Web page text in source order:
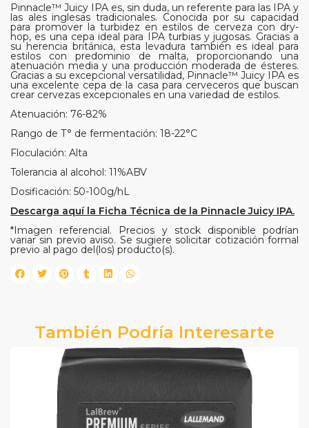
Pinnacle™ Juicy IPA es, sin duda, un referente para las IPA y
las ales inglesas tradicionales. Conocida por su capacidad
para promover la turbidez en estilos de cerveza con dry-
hop, es una cepa ideal para IPA turbias y jugosas. Gracias a
su herencia británica, esta levadura también es ideal para
estilos con predominio de malta, proporcionando una
atenuación media y una producción moderada de ésteres.
Gracias a su excepcional versatilidad, Pinnacle™ Juicy IPA es
una excelente cepa de la casa para cerveceros que buscan
crear cervezas excepcionales en una variedad de estilos.
Atenuación: 76-82%
Rango de T° de fermentación: 18-22°C
Floculación: Alta
Tolerancia al alcohol: 11%ABV
Dosificación: 50-100g/hL
Descarga aquí la Ficha Técnica de la Pinnacle Juicy IPA.
*Imagen referencial. Precios y stock disponible podrían
variar sin previo aviso. Se sugiere solicitar cotización formal
previo al pago del(los) producto(s).
También Podría Interesarte